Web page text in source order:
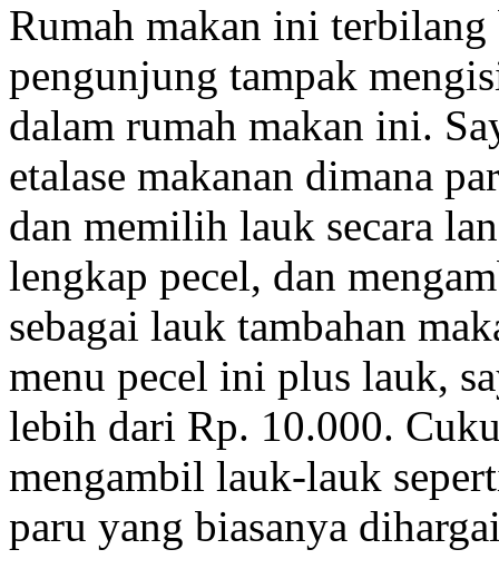
Rumah makan ini terbilang
pengunjung tampak
dalam rumah makan ini.
etalase makanan dimana
dan memilih lauk secara
lengkap pecel, dan
sebagai lauk tambahan
menu pecel ini plus lauk,
lebih dari Rp. 10.000.
mengambil lauk-lauk
paru yang biasanya